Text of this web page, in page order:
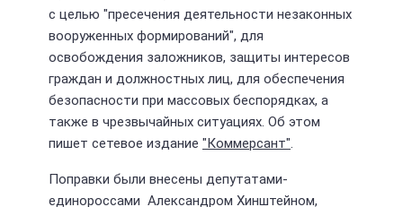
с целью "пресечения деятельности незаконных
вооруженных формирований", для
освобождения заложников, защиты интересов
граждан и должностных лиц, для обеспечения
безопасности при массовых беспорядках, а
также в чрезвычайных ситуациях. Об этом
пишет сетевое издание "Коммерсант"
Поправки были внесены депутатами-
единороссами Александром Хинштейном,